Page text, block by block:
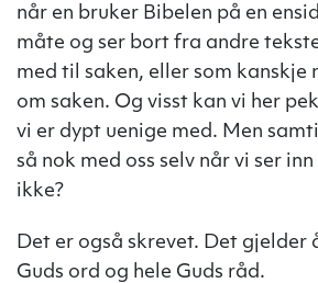
når en bruker Bibelen på en
måte og ser bort fra andre
med til saken, eller som kanskje
om saken. Og visst kan vi her
vi er dypt uenige med. Men
så nok med oss selv når vi ser
ikke?
Det er også skrevet. Det gjelder
Guds ord og hele Guds råd.